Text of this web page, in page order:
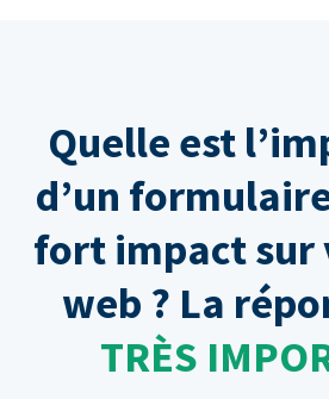
Quelle est
d’un
fort impact sur
web ? La
TRÈS